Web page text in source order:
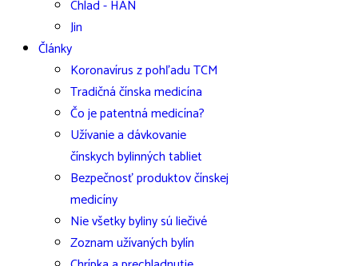
Chlad - HAN
Jin
Články
Koronavírus z pohľadu TCM
Tradičná čínska medicína
Čo je patentná medicína?
Užívanie a dávkovanie
čínskych bylinných tabliet
Bezpečnosť produktov čínskej
medicíny
Nie všetky byliny sú liečivé
Zoznam užívaných bylín